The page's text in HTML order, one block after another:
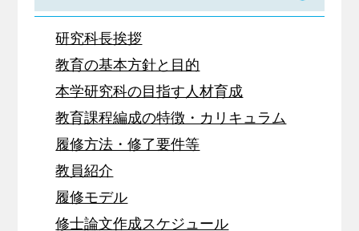
研究科長挨拶
教育の基本方針と目的
本学研究科の目指す人材育成
教育課程編成の特徴・カリキュラム
履修方法・修了要件等
教員紹介
履修モデル
修士論文作成スケジュール